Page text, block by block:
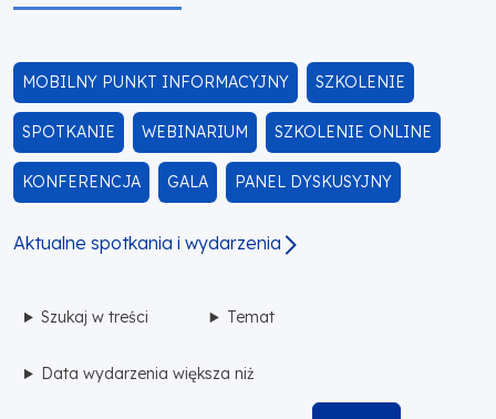
MOBILNY PUNKT INFORMACYJNY SZKOLENIE
SPOTKANIE WEBINARIUM SZKOLENIE ONLINE
KONFERENCJA GALA PANEL DYSKUSYJNY
Aktualne spotkania i wydarzenia
Szukaj w treści Temat
Data wydarzenia większa niż